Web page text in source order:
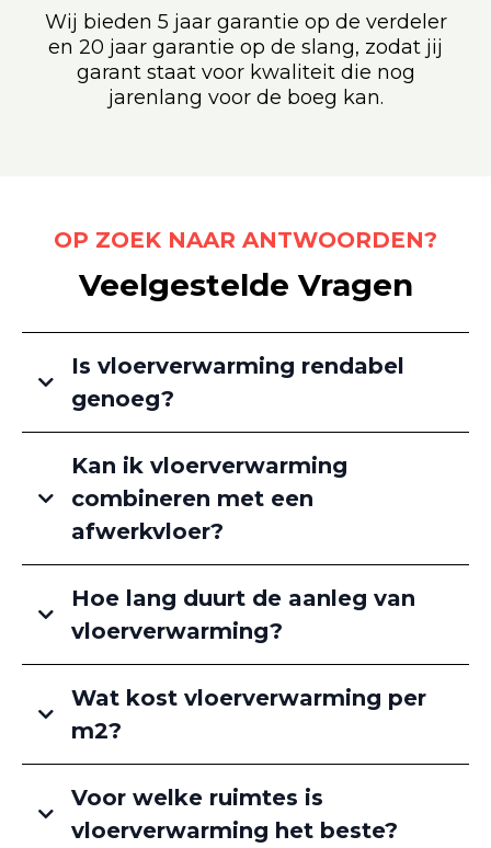
Wij bieden 5 jaar garantie op de verdeler
en 20 jaar garantie op de slang, zodat jij
garant staat voor kwaliteit die nog
jarenlang voor de boeg kan.
OP ZOEK NAAR ANTWOORDEN?
Veelgestelde Vragen
Is vloerverwarming rendabel
genoeg?
Kan ik vloerverwarming
combineren met een
afwerkvloer?
Hoe lang duurt de aanleg van
vloerverwarming?
Wat kost vloerverwarming per
m2?
Voor welke ruimtes is
vloerverwarming het beste?